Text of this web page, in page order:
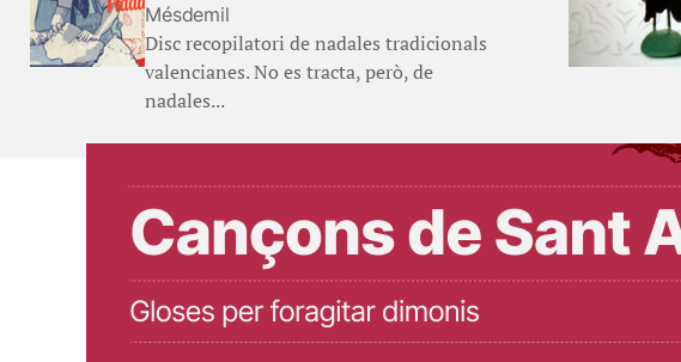
Mésdemil
Disc recopilatori de nadales tradicionals
valencianes. No es tracta, però, de
nadales...